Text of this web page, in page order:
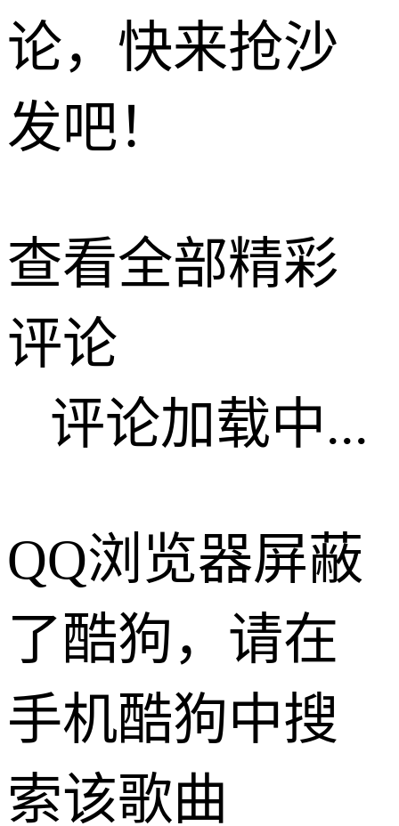
论，快来抢沙
发吧！
查看全部精彩
评论
评论加载中...
QQ浏览器屏蔽
了酷狗，请在
手机酷狗中搜
索该歌曲